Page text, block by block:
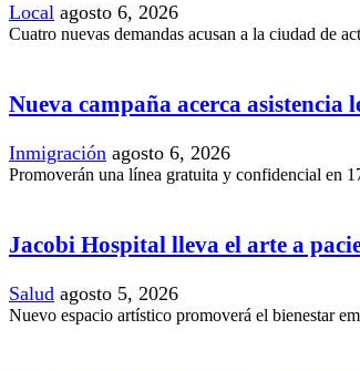
Local agosto 6, 2026
Cuatro nuevas demandas acusan a la ciudad de
Nueva campaña acerca asistencia
Inmigración agosto 6, 2026
Promoverán una línea gratuita y confidencial en
Jacobi Hospital lleva el arte a
Salud agosto 5, 2026
Nuevo espacio artístico promoverá el bienestar